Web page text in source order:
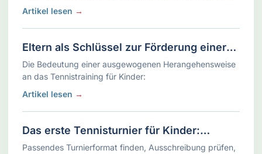
auf Turnieren besser gelingt.
Artikel lesen →
Eltern als Schlüssel zur Förderung einer
gesunden Entwicklung
Die Bedeutung einer ausgewogenen Herangehensweise
an das Tennistraining für Kinder:
Artikel lesen →
Das erste Tennisturnier für Kinder:
Anmeldung, Ablauf und Eltern-Checkliste
Passendes Turnierformat finden, Ausschreibung prüfen,